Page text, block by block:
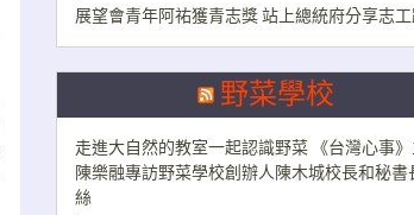
展望會青年阿祐獲青志獎 站上總統府分享志
野菜學校
走進大自然的教室一起認識野菜 《台灣心事》
陳樂融專訪野菜學校創辦人陳木城校長和秘書
絲